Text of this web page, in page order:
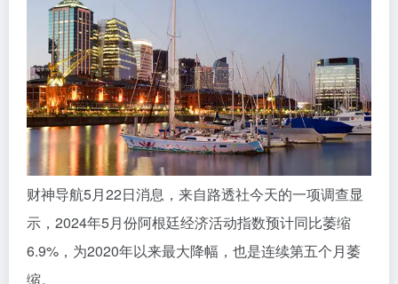
财神导航5月22日消息，来自路透社今天的一项调查显
示，2024年5月份阿根廷经济活动指数预计同比萎缩
6.9%，为2020年以来最大降幅，也是连续第五个月萎
缩。